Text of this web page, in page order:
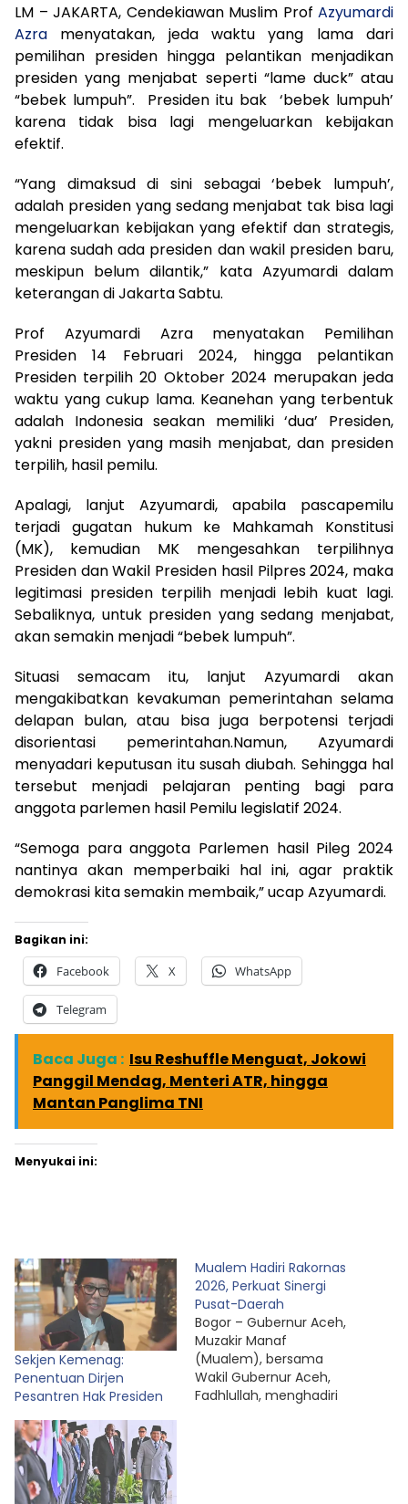
LM – JAKARTA, Cendekiawan Muslim Prof Azyumardi
Azra menyatakan, jeda waktu yang lama dari
pemilihan presiden hingga pelantikan menjadikan
presiden yang menjabat seperti “lame duck” atau
“bebek lumpuh”. Presiden itu bak ‘bebek lumpuh’
karena tidak bisa lagi mengeluarkan kebijakan
efektif.
“Yang dimaksud di sini sebagai ‘bebek lumpuh’,
adalah presiden yang sedang menjabat tak bisa lagi
mengeluarkan kebijakan yang efektif dan strategis,
karena sudah ada presiden dan wakil presiden baru,
meskipun belum dilantik,” kata Azyumardi dalam
keterangan di Jakarta Sabtu.
Prof Azyumardi Azra menyatakan Pemilihan
Presiden 14 Februari 2024, hingga pelantikan
Presiden terpilih 20 Oktober 2024 merupakan jeda
waktu yang cukup lama. Keanehan yang terbentuk
adalah Indonesia seakan memiliki ‘dua’ Presiden,
yakni presiden yang masih menjabat, dan presiden
terpilih, hasil pemilu.
Apalagi, lanjut Azyumardi, apabila pascapemilu
terjadi gugatan hukum ke Mahkamah Konstitusi
(MK), kemudian MK mengesahkan terpilihnya
Presiden dan Wakil Presiden hasil Pilpres 2024, maka
legitimasi presiden terpilih menjadi lebih kuat lagi.
Sebaliknya, untuk presiden yang sedang menjabat,
akan semakin menjadi “bebek lumpuh”.
Situasi semacam itu, lanjut Azyumardi akan
mengakibatkan kevakuman pemerintahan selama
delapan bulan, atau bisa juga berpotensi terjadi
disorientasi pemerintahan.Namun, Azyumardi
menyadari keputusan itu susah diubah. Sehingga hal
tersebut menjadi pelajaran penting bagi para
anggota parlemen hasil Pemilu legislatif 2024.
“Semoga para anggota Parlemen hasil Pileg 2024
nantinya akan memperbaiki hal ini, agar praktik
demokrasi kita semakin membaik,” ucap Azyumardi.
Bagikan ini:
Facebook X WhatsApp
Telegram
Baca Juga : Isu Reshuffle Menguat, Jokowi
Panggil Mendag, Menteri ATR, hingga
Mantan Panglima TNI
Menyukai ini:
Sekjen Kemenag:
Penentuan Dirjen
Pesantren Hak Presiden
Mualem Hadiri Rakornas
2026, Perkuat Sinergi
Pusat-Daerah
Bogor – Gubernur Aceh,
Muzakir Manaf
(Mualem), bersama
Wakil Gubernur Aceh,
Fadhlullah, menghadiri